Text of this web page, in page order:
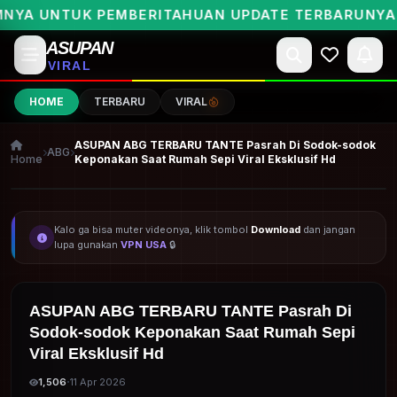
PEMBERITAHUAN UPDATE TERBARUNYA
ASUPAN
VIRAL
HOME TERBARU VIRAL
Home
ABG
ASUPAN ABG TERBARU TANTE Pasrah Di Sodok-sodok
Keponakan Saat Rumah Sepi Viral Eksklusif Hd
Kalo ga bisa muter videonya, klik tombol Download dan jangan
lupa gunakan VPN USA 🔒
ASUPAN ABG TERBARU TANTE Pasrah Di
Sodok-sodok Keponakan Saat Rumah Sepi
Viral Eksklusif Hd
1,506·11 Apr 2026